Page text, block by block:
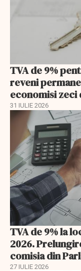
TVA de 9%
reveni
economisi zeci
31 IULIE 2026
TVA de 9% la
2026.
comisia din
27 IULIE 2026